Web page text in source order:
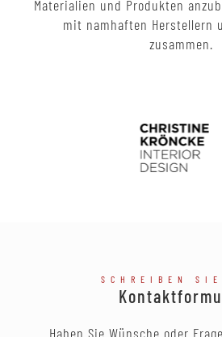
Materialien und Produkten
mit namhaften Herstellern
zusammen.
SCHREIBEN SIE
Haben Sie Wünsche oder